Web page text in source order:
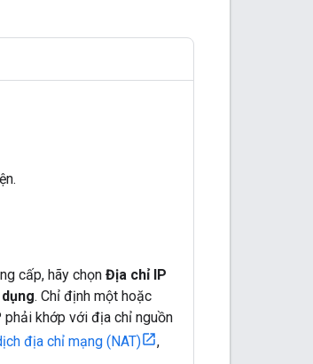
cấp, hãy chọn Địa chỉ IP
. Chỉ định một hoặc
khớp với địa chỉ nguồn
địa chỉ mạng (NAT)
,